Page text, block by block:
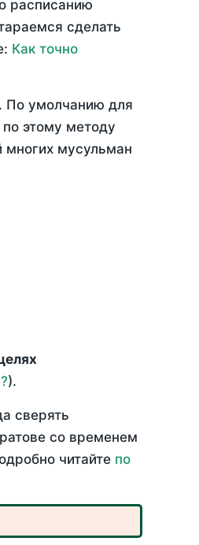
расписанию
сделать
Как точно
. По умолчанию для
этому методу
многих мусульман
).
сверять
со временем
читайте по